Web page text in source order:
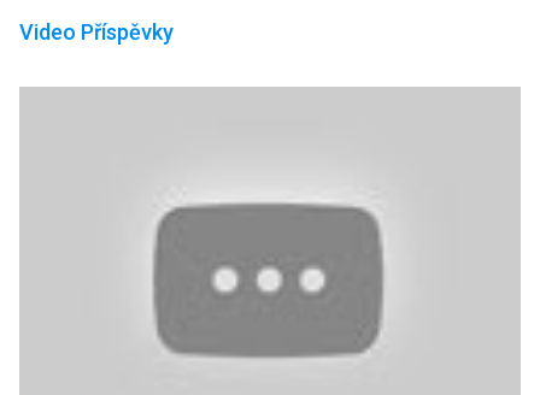
Video Příspěvky